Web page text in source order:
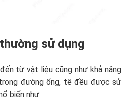
sử dụng
từ vật liệu cũng như khả năng
đường ống, tê đều được sử
biến như: